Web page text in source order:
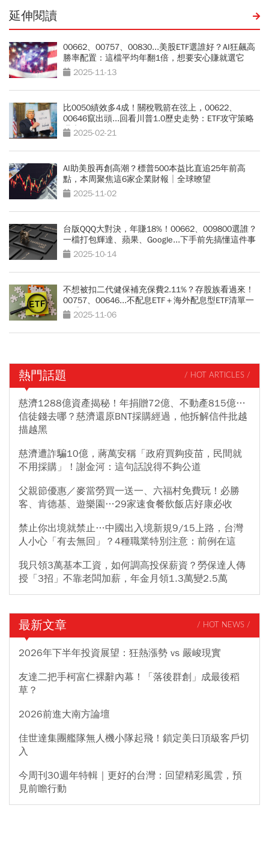
延伸閱讀
00662、00757、00830...美股ETF選誰好？AI狂飆高
勝率配置：這檔平均年翻1倍，想要安心賺就選它
2025-11-13
比0050績效多4成！關稅戰箭在弦上，00622、
00646竄出頭...回看川普1.0歷史走勢：ETF攻守策略
曝光2025-02-21
AI助美股再創高潮？標普500本益比直追25年前高
點，本周聚焦這6家企業財報│全球暸望
2025-11-02
台版QQQ大對決，年賺18%！00662、009800選誰？
一檔打包輝達、蘋果、Google...下手前先搞懂這件事
2025-10-14
不想被扣二代健保補充保費2.11%？存股族看過來！
00757、00646...不配息ETF＋海外配息型ETF清單一
次看2025-11-06
熱門話題 / HOT ARTICLES /
慈濟1288億資產揭秘！年捐贈72億、不動產815億…
信徒錢去哪？慈濟還原BNT採購經過，他拆解信件批越
描越黑
慈濟遭詐騙10億，蔣萬安稱「政府買夠疫苗，民間就
不用採購」！謝金河：這句話說得不夠公道
父親節優惠／麥當勞買一送一、六福村免費玩！必勝
客、肯德基、遊樂園…29家速食餐飲飯店好康必收
禁止你出境就禁止…中國出入境新規9/15上路，台灣
人小心「有去無回」？4種職業特別注意：前例在這
我只領3萬基本工資，如何調高投保薪資？勞保達人傳
授「3招」不靠老闆加薪，年金月領1.3萬變2.5萬
最新文章 / HOT NEWS /
2026年下半年投資展望：狂熱漲勢 vs 嚴峻現實
友達二把手柯富仁裸辭內幕！「落後群創」成最後稻
草？
2026前進大南方論壇
佳世達集團艦隊無人機小隊起飛！鎖定美日頂級客戶切
入
今周刊30週年特輯｜更好的台灣：回望精彩風雲，預
見前瞻行動